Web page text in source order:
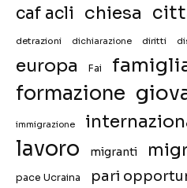
caf acli chiesa
detrazioni dichiarazione diritti
europa Fai
formazione
immigrazione
lavoro migranti
pace Ucraina pari